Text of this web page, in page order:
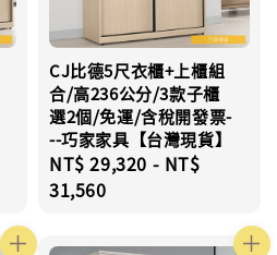
CJ比德5尺衣櫃+上櫃組
合/高236公分/3款子櫃
選2個/免運/含稅開發票-
--巧家家具【台灣現貨】
Regular
price
NT$ 29,320 - NT$
31,560